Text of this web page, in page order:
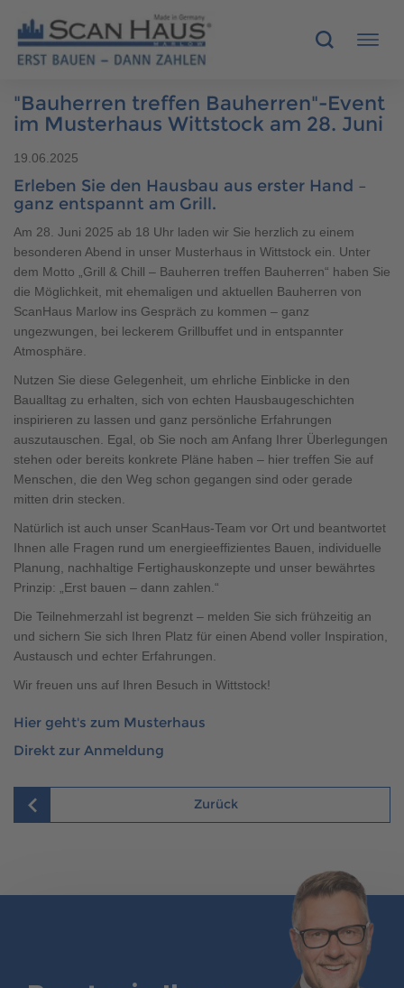
HÄUSER
MUSTERHÄUSER
SCANHAUS-VORTEILE
RUND UMS BAUEN
ÜBER UNS
KONTAKT
Brauchen Sie Hilfe?
038221 4000
"Bauherren treffen Bauherren"-Event
im Musterhaus Wittstock am 28. Juni
19.06.2025
Erleben Sie den Hausbau aus erster Hand –
ganz entspannt am Grill.
Am 28. Juni 2025 ab 18 Uhr laden wir Sie herzlich zu einem
besonderen Abend in unser Musterhaus in Wittstock ein. Unter
dem Motto „Grill & Chill – Bauherren treffen Bauherren“ haben Sie
die Möglichkeit, mit ehemaligen und aktuellen Bauherren von
ScanHaus Marlow ins Gespräch zu kommen – ganz
ungezwungen, bei leckerem Grillbuffet und in entspannter
Atmosphäre.
Nutzen Sie diese Gelegenheit, um ehrliche Einblicke in den
Baualltag zu erhalten, sich von echten Hausbaugeschichten
inspirieren zu lassen und ganz persönliche Erfahrungen
auszutauschen. Egal, ob Sie noch am Anfang Ihrer Überlegungen
stehen oder bereits konkrete Pläne haben – hier treffen Sie auf
Menschen, die den Weg schon gegangen sind oder gerade
mitten drin stecken.
Natürlich ist auch unser ScanHaus-Team vor Ort und beantwortet
Ihnen alle Fragen rund um energieeffizientes Bauen, individuelle
Planung, nachhaltige Fertighauskonzepte und unser bewährtes
Prinzip: „Erst bauen – dann zahlen.“
Die Teilnehmerzahl ist begrenzt – melden Sie sich frühzeitig an
und sichern Sie sich Ihren Platz für einen Abend voller Inspiration,
Austausch und echter Erfahrungen.
Wir freuen uns auf Ihren Besuch in Wittstock!
Hier geht's zum Musterhaus
Direkt zur Anmeldung
Zurück